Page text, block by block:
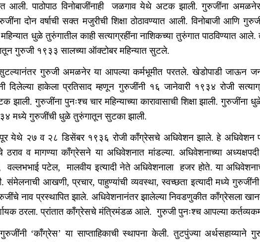
आली. पाठोपाठ विनोबाजींनाही जळगाव येथे अटक झाली. गुरुजींना
दोन वर्षाची सक्त मजुरीची शिक्षा ठोठावण्यात आली. विनोबाजी आणि
धुळे तुरुंगातील काही सत्याग्रहींना नाशिकच्या तुरुंगात पाठविण्यात आले.
गुरुजी १९३३ सालच्या ऑक्टोबर महिन्यात सुटले.
सुटल्यानंतर गुरुजी अमळनेर या आपल्या कर्मभूमीत परतले. खेडोपाडी जाऊन
दिलेल्या हाकेला प्रतिसाद म्हणून गुरुजींनी १६ जानेवारी १९३४ रोजी
झाली. गुरुजींना पुनःश्च चार महिन्याच्या कारावासाची शिक्षा झाली.
मध्ये गुरुजींची धुळे तुरुंगातून सुटका झाली.
येथे २७ व २८ डिसेंबर १९३६ रोजी काँग्रेसचे अधिवेशन झाले. हे अधिवेशन
ठराव व मागण्या काँग्रेसने या अधिवेशनात मांडल्या. अधिवेशनाच्या
वल्लभभाई पटेल, मालवीय इत्यादी नेते अधिवेशनाला हजर होते. या
संमेलनाची आखणी, प्रचार, पाहुण्यांची व्यवस्था, स्वच्छता इत्यादी मध्ये
नाव प्रस्थापित झाले. अधिवेशनानंतर झालेल्या निवडणुकीत काँग्रेसला
ठरला. प्रांतात काँग्रेसचे मंत्रिमंडळ आले. गुरुजी पुनःश्च आपल्या
‘काँग्रेस’ या साप्ताहिकाची स्थापना केली. तुटपुंज्या अर्थसहाय्याने